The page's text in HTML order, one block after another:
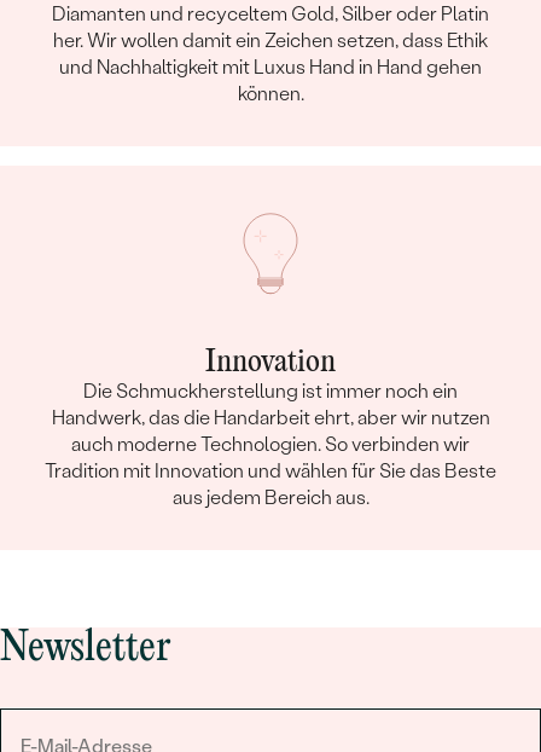
Diamanten und recyceltem Gold, Silber oder Platin
her. Wir wollen damit ein Zeichen setzen, dass Ethik
und Nachhaltigkeit mit Luxus Hand in Hand gehen
können.
Innovation
Die Schmuckherstellung ist immer noch ein
Handwerk, das die Handarbeit ehrt, aber wir nutzen
auch moderne Technologien. So verbinden wir
Tradition mit Innovation und wählen für Sie das Beste
aus jedem Bereich aus.
Newsletter